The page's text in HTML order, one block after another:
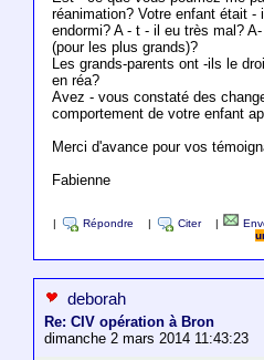
réanimation? Votre enfant était
endormi? A - t - il eu très mal?
(pour les plus grands)?
Les grands-parents ont -ils le
en réa?
Avez - vous constaté des
comportement de votre enfant
Merci d'avance pour vos
Fabienne
Répondre Citer
deborah
Re: CIV opération à Bron
dimanche 2 mars 2014 11:43:23